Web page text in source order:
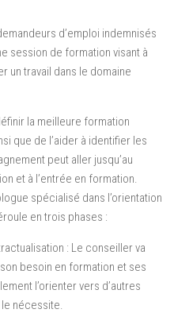
d’emploi indemnisés
session de formation visant à
un travail dans le domaine
la meilleure formation
que de l’aider à identifier les
peut aller jusqu’au
et à l’entrée en formation.
spécialisé dans l’orientation
en trois phases :
: Le conseiller va
besoin en formation et ses
l’orienter vers d’autres
nécessite.